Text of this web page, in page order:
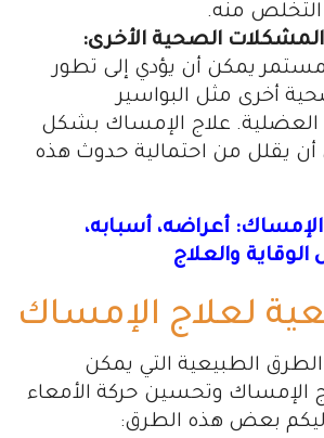
منه.
المشكلات الصحية الأخرى:
يمكن أن يؤدي إلى تطور
أخرى مثل البواسير
العضلية. علاج الإمساك بشكل
يقلل من احتمالية حدوث هذه
أعراضه، أسبابه،
والعلاج
لعلاج الإمساك
الطبيعية التي يمكن
الإمساك وتحسين حركة الأمعاء
بعض هذه الطرق: